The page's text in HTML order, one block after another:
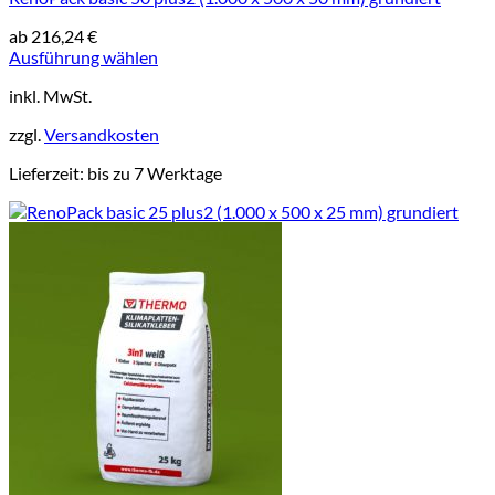
ab 216,24€
Ausführung wählen
Produkt
mehrere
auf.
Die
Optionen
Produktseite
inkl. MwSt.
zzgl.Versandkosten
Lieferzeit: bis zu 7 Werktage